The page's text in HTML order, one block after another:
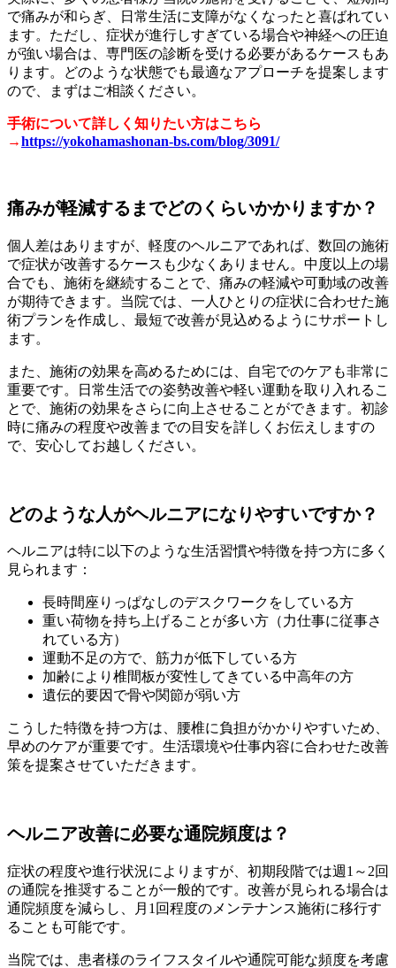
で痛みが和らぎ、日常生活に支障がなくなったと喜ばれてい
ます。ただし、症状が進行しすぎている場合や神経への圧迫
が強い場合は、専門医の診断を受ける必要があるケースもあ
ります。どのような状態でも最適なアプローチを提案します
ので、まずはご相談ください。
手術について詳しく知りたい方はこちら
→https://yokohamashonan-bs.com/blog/3091/
痛みが軽減するまでどのくらいかかりますか？
個人差はありますが、軽度のヘルニアであれば、数回の施術
で症状が改善するケースも少なくありません。中度以上の場
合でも、施術を継続することで、痛みの軽減や可動域の改善
が期待できます。当院では、一人ひとりの症状に合わせた施
術プランを作成し、最短で改善が見込めるようにサポートし
ます。
また、施術の効果を高めるためには、自宅でのケアも非常に
重要です。日常生活での姿勢改善や軽い運動を取り入れるこ
とで、施術の効果をさらに向上させることができます。初診
時に痛みの程度や改善までの目安を詳しくお伝えしますの
で、安心してお越しください。
どのような人がヘルニアになりやすいですか？
ヘルニアは特に以下のような生活習慣や特徴を持つ方に多く
見られます：
長時間座りっぱなしのデスクワークをしている方
重い荷物を持ち上げることが多い方（力仕事に従事さ
れている方）
運動不足の方で、筋力が低下している方
加齢により椎間板が変性してきている中高年の方
遺伝的要因で骨や関節が弱い方
こうした特徴を持つ方は、腰椎に負担がかかりやすいため、
早めのケアが重要です。生活環境や仕事内容に合わせた改善
策を提案させていただきます。
ヘルニア改善に必要な通院頻度は？
症状の程度や進行状況によりますが、初期段階では週1～2回
の通院を推奨することが一般的です。改善が見られる場合は
通院頻度を減らし、月1回程度のメンテナンス施術に移行す
ることも可能です。
当院では、患者様のライフスタイルや通院可能な頻度を考慮